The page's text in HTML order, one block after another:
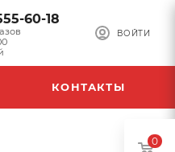
ВОЙТИ
60-18
КОНТАКТЫ
0